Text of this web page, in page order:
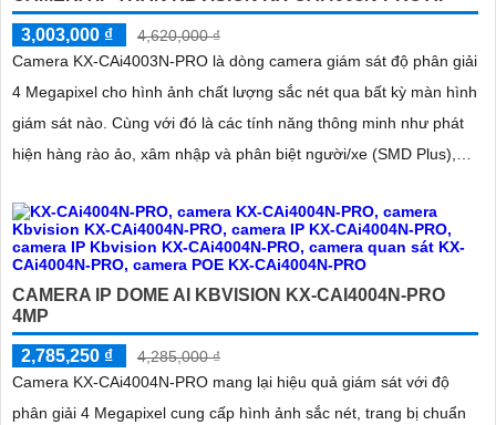
3,003,000 ₫
4,620,000 ₫
Camera KX-CAi4003N-PRO là dòng camera giám sát độ phân giải
4 Megapixel cho hình ảnh chất lượng sắc nét qua bất kỳ màn hình
giám sát nào. Cùng với đó là các tính năng thông minh như phát
hiện hàng rào ảo, xâm nhập và phân biệt người/xe (SMD Plus),
quả giám sát an ninh
CAMERA IP DOME AI KBVISION KX-CAI4004N-PRO
4MP
2,785,250 ₫
4,285,000 ₫
Camera KX-CAi4004N-PRO mang lại hiệu quả giám sát với độ
phân giải 4 Megapixel cung cấp hình ảnh sắc nét, trang bị chuẩn